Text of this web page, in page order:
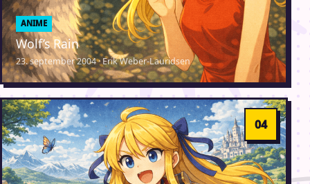
ANIME
Wolf’s Rain
23. september 2004 · Erik Weber-Lauridsen